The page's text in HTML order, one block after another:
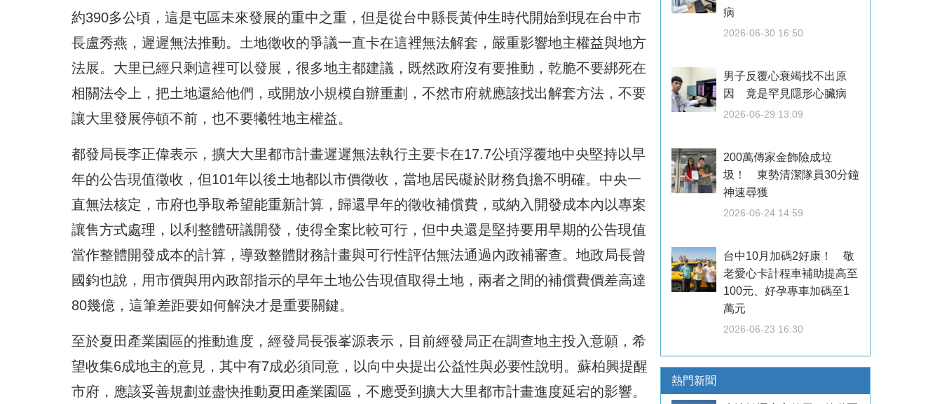
約390多公頃，這是屯區未來發展的重中之重，但是從台中縣長黃仲生時代開始到現在台中市
長盧秀燕，遲遲無法推動。土地徵收的爭議一直卡在這裡無法解套，嚴重影響地主權益與地方
法展。大里已經只剩這裡可以發展，很多地主都建議，既然政府沒有要推動，乾脆不要綁死在
相關法令上，把土地還給他們，或開放小規模自辦重劃，不然市府就應該找出解套方法，不要
讓大里發展停頓不前，也不要犧牲地主權益。
都發局長李正偉表示，擴大大里都市計畫遲遲無法執行主要卡在17.7公頃浮覆地中央堅持以早
年的公告現值徵收，但101年以後土地都以市價徵收，當地居民礙於財務負擔不明確。中央一
直無法核定，市府也爭取希望能重新計算，歸還早年的徵收補償費，或納入開發成本內以專案
讓售方式處理，以利整體研議開發，使得全案比較可行，但中央還是堅持要用早期的公告現值
當作整體開發成本的計算，導致整體財務計畫與可行性評估無法通過內政補審查。地政局長曾
國鈞也說，用市價與用內政部指示的早年土地公告現值取得土地，兩者之間的補償費價差高達
80幾億，這筆差距要如何解決才是重要關鍵。
至於夏田產業園區的推動進度，經發局長張峯源表示，目前經發局正在調查地主投入意願，希
望收集6成地主的意見，其中有7成必須同意，以向中央提出公益性與必要性說明。蘇柏興提醒
市府，應該妥善規劃並盡快推動夏田產業園區，不應受到擴大大里都市計畫進度延宕的影響。
病
2026-06-30 16:50
男子反覆心衰竭找不出原
因 竟是罕見隱形心臟病
2026-06-29 13:09
200萬傳家金飾險成垃
圾！ 東勢清潔隊員30分鐘
神速尋獲
2026-06-24 14:59
台中10月加碼2好康！ 敬
老愛心卡計程車補助提高至
100元、好孕專車加碼至1
萬元
2026-06-23 16:30
熱門新聞